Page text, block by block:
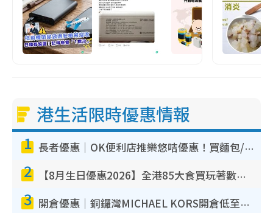
港生活限時優惠情報
1 長者優惠｜OK便利店推樂悠咭優惠！買麵包/牛奶/保健品拍卡即減
2 【8月生日優惠2026】全港85大食買玩著數攻略 自助餐/火鍋放題同行免費＋誠品/DONKI送現金券
3 開倉優惠｜銅鑼灣MICHAEL KORS開倉低至17折！直擊$500起買手袋/銀包/鞋款 必買經典Jet Set系列